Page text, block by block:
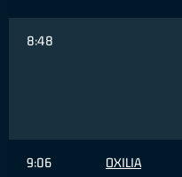
8:48
9:06 OXILIA